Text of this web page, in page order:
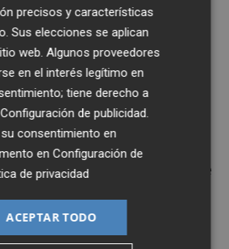
a las diferentes
de las que 668 fueron
987 sugerencias, 708
legales y tres
actuaciones de oficio
38 más que
personalmente a 37.752
de ellos a través de
y 1.180 de una forma
precisos y características
Sus elecciones se aplican
web. Algunos proveedores
en el interés legítimo en
tiene derecho a
Configuración de publicidad
consentimiento en
enConfiguración de
de privacidad
ACEPTAR TODO